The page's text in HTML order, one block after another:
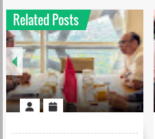
Related Posts